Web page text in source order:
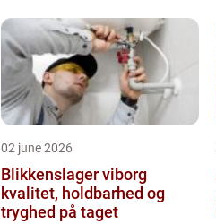
02 june 2026
Blikkenslager viborg
kvalitet, holdbarhed og
tryghed på taget